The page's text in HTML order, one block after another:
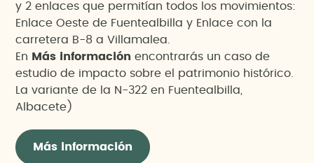
y 2 enlaces que permitían todos los movimientos:
Enlace Oeste de Fuentealbilla y Enlace con la
carretera B-8 a Villamalea.
En
Más información encontrarás un caso de
estudio de impacto sobre el patrimonio histórico.
La variante de la N-322 en Fuentealbilla,
Albacete)
Más información